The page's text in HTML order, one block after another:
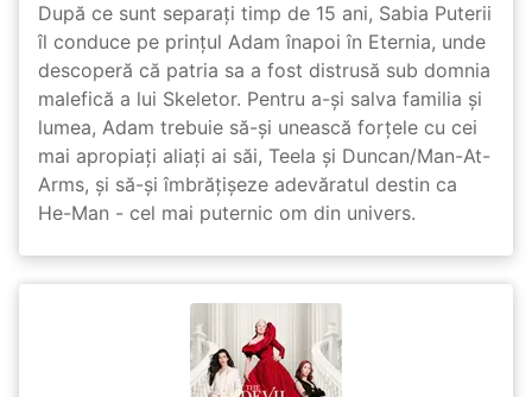
După ce sunt separați timp de 15 ani, Sabia Puterii
îl conduce pe prințul Adam înapoi în Eternia, unde
descoperă că patria sa a fost distrusă sub domnia
malefică a lui Skeletor. Pentru a-și salva familia și
lumea, Adam trebuie să-și unească forțele cu cei
mai apropiați aliați ai săi, Teela și Duncan/Man-At-
Arms, și să-și îmbrățișeze adevăratul destin ca
He-Man - cel mai puternic om din univers.